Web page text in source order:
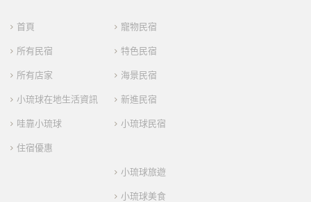
首頁
所有民宿
所有店家
小琉球在地生活資訊
哇靠小琉球
住宿優惠
寵物民宿
特色民宿
海景民宿
新進民宿
小琉球民宿
小琉球旅遊
小琉球美食